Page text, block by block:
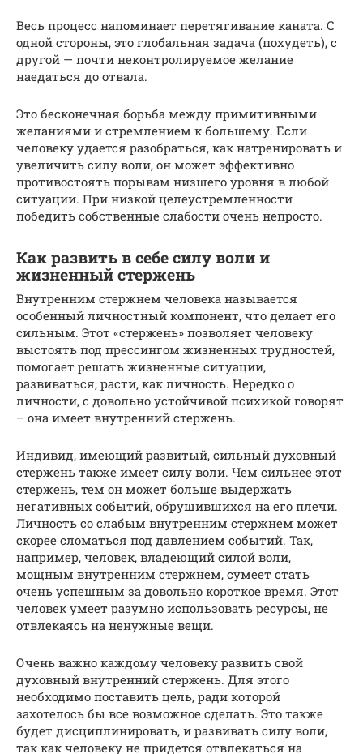
Весь процесс напоминает перетягивание каната. С
одной стороны, это глобальная задача (похудеть), с
другой — почти неконтролируемое желание
наедаться до отвала.
Это бесконечная борьба между примитивными
желаниями и стремлением к большему. Если
человеку удается разобраться, как натренировать и
увеличить силу воли, он может эффективно
противостоять порывам низшего уровня в любой
ситуации. При низкой целеустремленности
победить собственные слабости очень непросто.
Как развить в себе силу воли и
жизненный стержень
Внутренним стержнем человека называется
особенный личностный компонент, что делает его
сильным. Этот «стержень» позволяет человеку
выстоять под прессингом жизненных трудностей,
помогает решать жизненные ситуации,
развиваться, расти, как личность. Нередко о
личности, с довольно устойчивой психикой говорят
– она имеет внутренний стержень.
Индивид, имеющий развитый, сильный духовный
стержень также имеет силу воли. Чем сильнее этот
стержень, тем он может больше выдержать
негативных событий, обрушившихся на его плечи.
Личность со слабым внутренним стержнем может
скорее сломаться под давлением событий. Так,
например, человек, владеющий силой воли,
мощным внутренним стержнем, сумеет стать
очень успешным за довольно короткое время. Этот
человек умеет разумно использовать ресурсы, не
отвлекаясь на ненужные вещи.
Очень важно каждому человеку развить свой
духовный внутренний стержень. Для этого
необходимо поставить цель, ради которой
захотелось бы все возможное сделать. Это также
будет дисциплинировать, и развивать силу воли,
так как человеку не придется отвлекаться на